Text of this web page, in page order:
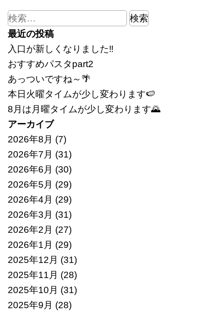
検
索:
最近の投稿
入口が新しくなりました‼
おすすめパスタpart2
あっついですね～🌴
本日火曜タイムが少し変わります🍉
8月は月曜タイムが少し変わります🌄
アーカイブ
2026年8月 (7)
2026年7月 (31)
2026年6月 (30)
2026年5月 (29)
2026年4月 (29)
2026年3月 (31)
2026年2月 (27)
2026年1月 (29)
2025年12月 (31)
2025年11月 (28)
2025年10月 (31)
2025年9月 (28)